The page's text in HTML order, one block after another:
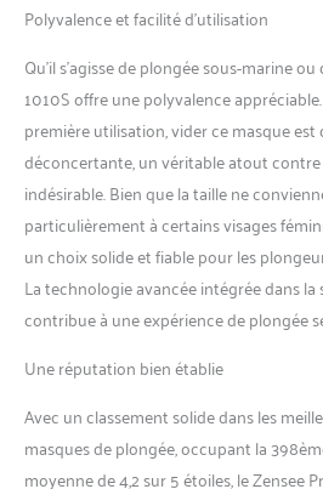
de la
plongeur
claire et
BUCKLE
boucle
de
bas est
boucle et
régler
sans
Vue
cadre : le
plongée
Avec le
Polyvalence et facilité d’utilisation
Qu’il s’agisse de plongée sous-marine
1010S offre une polyvalence
première utilisation, vider ce masque est
déconcertante, un véritable atout
indésirable. Bien que la taille ne
particulièrement à certains visages
un choix solide et fiable pour les
La technologie avancée intégrée dans
contribue à une expérience de plongée
Une réputation bien établie
Avec un classement solide dans les
masques de plongée, occupant la
moyenne de 4,2 sur 5 étoiles, le Zensee